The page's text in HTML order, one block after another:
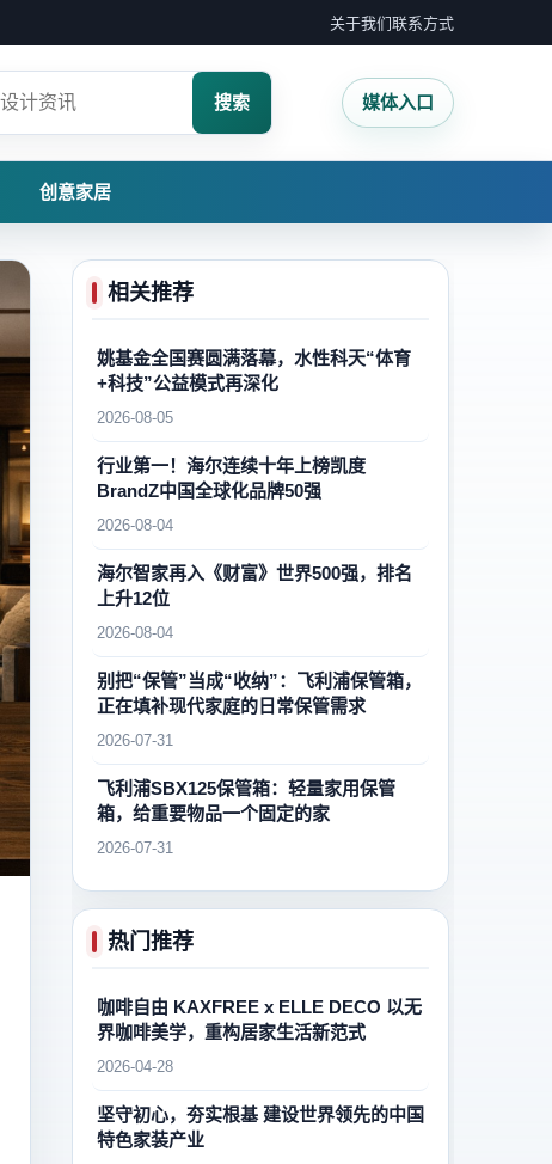
关于我们联系方式
搜索 媒体入口
创意家居
相关推荐
姚基金全国赛圆满落幕，水性科天“体育
+科技”公益模式再深化
2026-08-05
行业第一！海尔连续十年上榜凯度
BrandZ中国全球化品牌50强
2026-08-04
海尔智家再入《财富》世界500强，排名
上升12位
2026-08-04
别把“保管”当成“收纳”：飞利浦保管箱，
正在填补现代家庭的日常保管需求
2026-07-31
飞利浦SBX125保管箱：轻量家用保管
箱，给重要物品一个固定的家
2026-07-31
热门推荐
咖啡自由 KAXFREE x ELLE DECO 以无
界咖啡美学，重构居家生活新范式
2026-04-28
坚守初心，夯实根基 建设世界领先的中国
特色家装产业